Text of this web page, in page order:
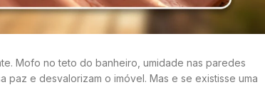
Mofo no teto do banheiro, umidade nas paredes
e desvalorizam o imóvel. Mas e se existisse uma